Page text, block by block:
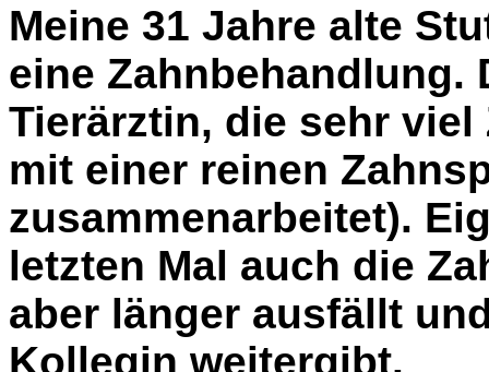
Meine 31 Jahre alte
eine Zahnbehandlung.
Tierärztin, die sehr
mit einer reinen
zusammenarbeitet).
letzten Mal auch die
aber länger ausfällt
Kollegin weitergibt.